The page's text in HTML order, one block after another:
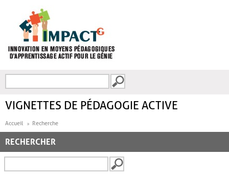
FORMULAIRE DE
VIGNETTES DE PÉDAGOGIE ACTIVE
Accueil Recherche
RECHERCHER